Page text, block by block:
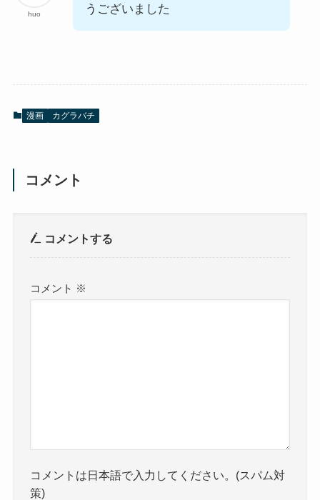
huo うございました
漫画 カグラバチ
コメント
コメントする
コメント ※
コメントは日本語で入力してください。(スパム対
策)